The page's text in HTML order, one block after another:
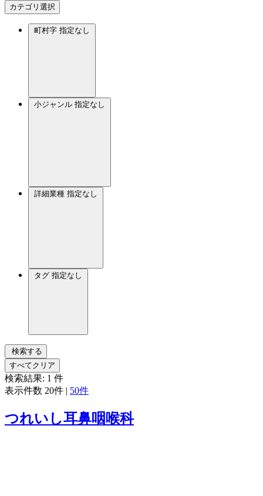
カテゴリ選択
町村字 指定なし
小ジャンル 指定なし
詳細業種 指定なし
タグ 指定なし
検索する
すべてクリア
検索結果: 1 件
表示件数 20件 | 50件
つれいし耳鼻咽喉科